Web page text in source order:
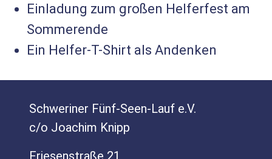
Einladung zum großen Helferfest am
Sommerende
Ein Helfer-T-Shirt als Andenken
Schweriner Fünf-Seen-Lauf e.V.
c/o Joachim Knipp
Friesenstraße 21